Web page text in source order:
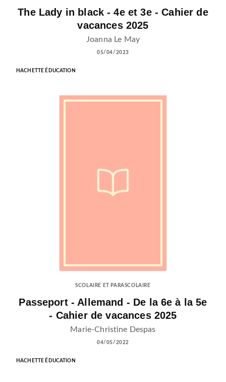
The Lady in black - 4e et 3e - Cahier de
vacances 2025
Joanna Le May
05/04/2023
HACHETTE ÉDUCATION
SCOLAIRE ET PARASCOLAIRE
Passeport - Allemand - De la 6e à la 5e
- Cahier de vacances 2025
Marie-Christine Despas
04/05/2022
HACHETTE ÉDUCATION